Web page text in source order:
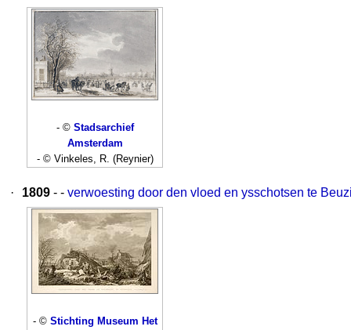
- © Stadsarchief
Amsterdam
- © Vinkeles, R. (Reynier)
· 1809 - - verwoesting door den vloed en ysschotsen te
- © Stichting Museum Het